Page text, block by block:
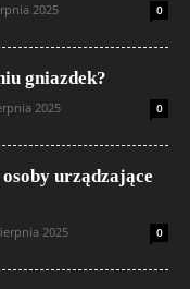
2025 0
gniazdek?
2025 0
urządzające
2025 0